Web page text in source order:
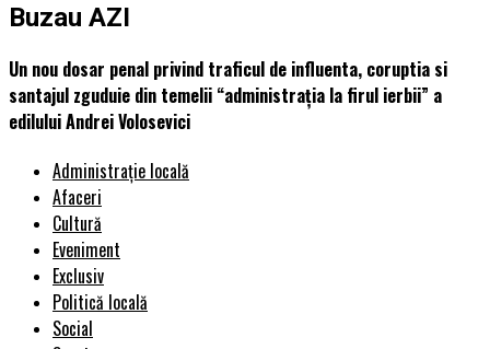
Buzau AZI
Un nou dosar penal privind traficul de influenta, coruptia si
santajul zguduie din temelii “administrația la firul ierbii” a
edilului Andrei Volosevici
Administrație locală
Afaceri
Cultură
Eveniment
Exclusiv
Politică locală
Social